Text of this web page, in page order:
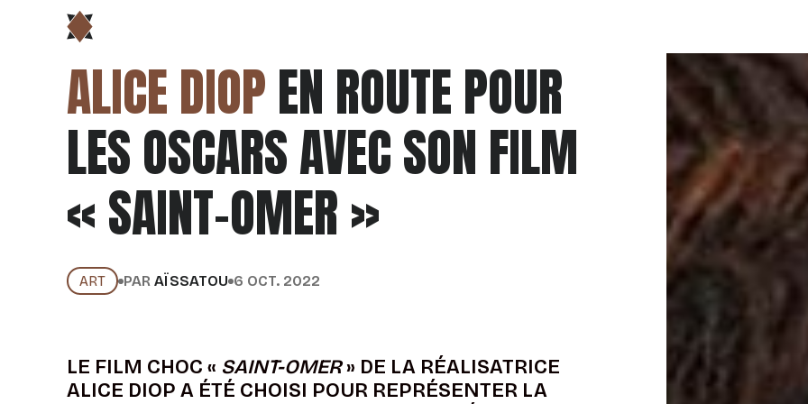
ALICE DIOPEN ROUTE POUR
LES OSCARS AVEC SON FILM
« SAINT-OMER »
ART PAR AÏSSATOU 6 OCT. 2022
LE FILM CHOC « SAINT-OMER» DE LA RÉALISATRICE
ALICE DIOP A ÉTÉ CHOISI POUR REPRÉSENTER LA